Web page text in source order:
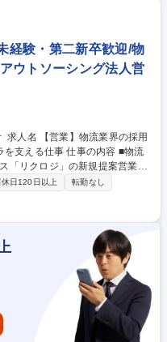
会社の工事工程管理や進捗管
は教育プログラムやOJTを通じ
りながら、現場での実務経験を
。 募集職種 24042
工事(元請)/事業拡大×増員採用
経験・第二新卒歓迎/物
ウトソーシング法人営
用
仕事の内容 ■物流
「リクロジ」の新規提案営業を
一気通貫でのご支援が可能で
ため注目されています。 ■物
ークスクリプト(営業の会話内
元に会話しアポイントを獲得
用目標に対し適切な期間でのコ
。 ■物流企業の営業先リストは
ます。 募集職種 【営
歓迎/物流インフラを支える仕
日120日以上
転勤なし